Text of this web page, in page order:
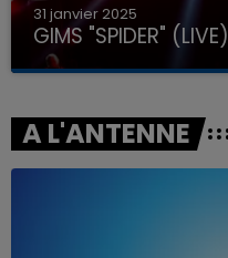
31 janvier 2025
GIMS "SPIDER" (LIVE)
A L'ANTENNE